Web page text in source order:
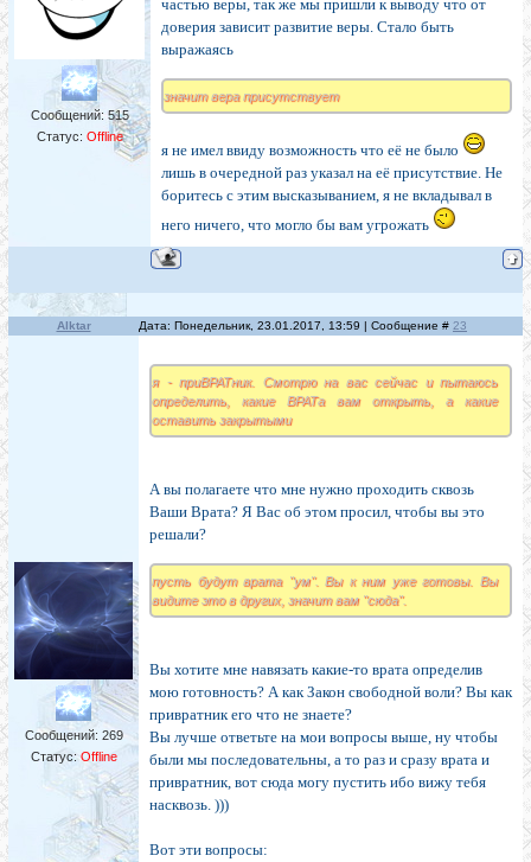
Сообщений: 515
Статус: Offline
частью веры, так же мы пришли к выводу что от
доверия зависит развитие веры. Стало быть
выражаясь
значит вера присутствует
я не имел ввиду возможность что её не было
лишь в очередной раз указал на её присутствие. Не
боритесь с этим высказыванием, я не вкладывал в
него ничего, что могло бы вам угрожать
Alktar Дата: Понедельник, 23.01.2017, 13:59 | Сообщение # 23
Сообщений: 269
Статус: Offline
я - приВРАТник. Смотрю на вас сейчас и пытаюсь
определить, какие ВРАТа вам открыть, а какие
оставить закрытыми
А вы полагаете что мне нужно проходить сквозь
Ваши Врата? Я Вас об этом просил, чтобы вы это
решали?
пусть будут врата "ум". Вы к ним уже готовы. Вы
видите это в других, значит вам "сюда".
Вы хотите мне навязать какие-то врата определив
мою готовность? А как Закон свободной воли? Вы как
привратник его что не знаете?
Вы лучше ответьте на мои вопросы выше, ну чтобы
были мы последовательны, а то раз и сразу врата и
привратник, вот сюда могу пустить ибо вижу тебя
насквозь. )))
Вот эти вопросы: